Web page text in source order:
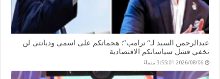
عبدالرحمن السيد لـ” ترامب”: هجماتكم على اسمي وديانتي لن
تخفي فشل سياساتكم الاقتصادية
2026/08/06 3:55:01 مساءً